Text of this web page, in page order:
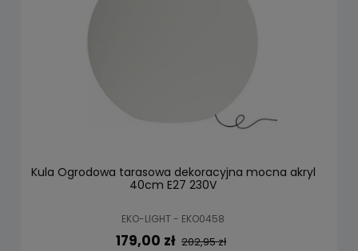
Kula Ogrodowa tarasowa dekoracyjna mocna akryl
40cm E27 230V
EKO-LIGHT - EKO0458
179,00 zł 202,95 zł